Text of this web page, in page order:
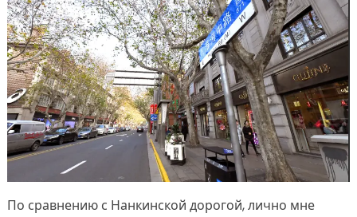
По сравнению с Нанкинской дорогой, лично мне